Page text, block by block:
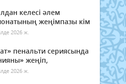
келесі әлем
жеңімпазы кім
2026 ж.
пенальти сериясында
жеңіп,
2026 ж.